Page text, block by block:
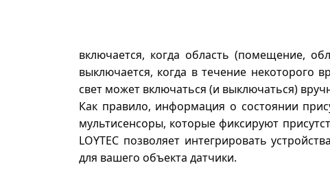
включается, когда область (помещение,
выключается, когда в течение некоторого
свет может включаться (и выключаться)
Как правило, информация о состоянии
мультисенсоры, которые фиксируют
LOYTEC позволяет интегрировать
для вашего объекта датчики.